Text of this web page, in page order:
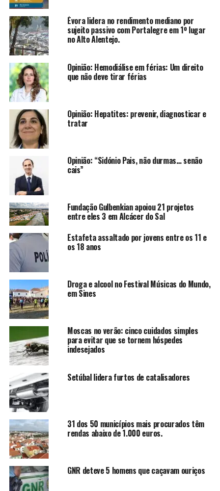
Évora lidera no rendimento mediano por
sujeito passivo com Portalegre em 1º lugar
no Alto Alentejo.
Opinião: Hemodiálise em férias: Um direito
que não deve tirar férias
Opinião: Hepatites: prevenir, diagnosticar e
tratar
Opinião: “Sidónio Pais, não durmas… senão
cais”
Fundação Gulbenkian apoiou 21 projetos
entre eles 3 em Alcácer do Sal
Estafeta assaltado por jovens entre os 11 e
os 18 anos
Droga e alcool no Festival Músicas do Mundo,
em Sines
Moscas no verão: cinco cuidados simples
para evitar que se tornem hóspedes
indesejados
Setúbal lidera furtos de catalisadores
31 dos 50 municípios mais procurados têm
rendas abaixo de 1.000 euros.
GNR deteve 5 homens que caçavam ouriços